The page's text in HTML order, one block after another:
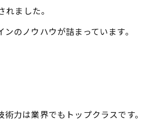
ました。
のノウハウが詰まっています。
力は業界でもトップクラスです。